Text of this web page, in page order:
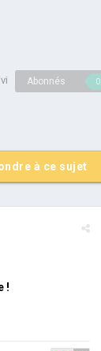
Abonnés 0
à ce sujet
!